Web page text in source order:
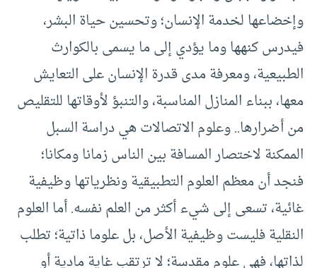
وإخضاعها لخدمة الإنسان؛ وتحسين حياة البشر،
فيدرس كنهها وما يؤدي إلى ما يسمى بالكوارث
الطبيعية، ومعرفة مدى قدرة الإنسان على التعايش
معها، ببناء المنازل المناسبة، والتنبؤ لأوقاتها للتقليص
من أضرارها.. وعلوم الاتصالات هي دراسة السبل
الممكنة لاختصار المسافة بين الناس زمانا ومكانا؛
فنجد أن معظم العلوم التطبيقية ونظرياتها وظيفية
غائية، تسعى إلى شيء أكثر من العلم نفسه. أما العلوم
النقلية فليست وظيفية الأصل، بل علوما ذاتية؛ تطلب
لذاتها، فهي علوم مقدسة؛ لا ترتقب غاية مادية أو